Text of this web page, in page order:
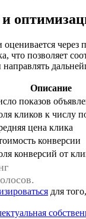
через
что позволяет
направлять
Описание
показов
кликов к числу
цена клика
конверсии
конверсий от
для